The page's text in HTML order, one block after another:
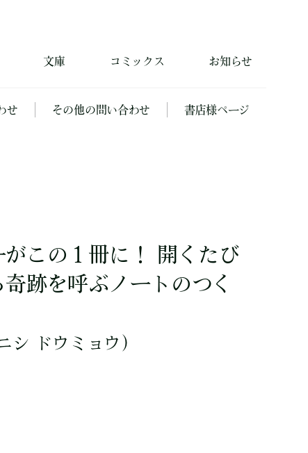
文庫 コミックス お知らせ
せ その他の問い合わせ 書店様ページ
この１冊に！ 開くたび
跡を呼ぶノートのつく
シ ドウミョウ）